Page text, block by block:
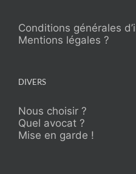
Conditions générales
Mentions légales ?
DIVERS
Nous choisir ?
Quel avocat ?
Mise en garde !